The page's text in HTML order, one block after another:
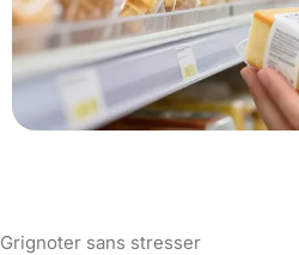
Grignoter sans stresser